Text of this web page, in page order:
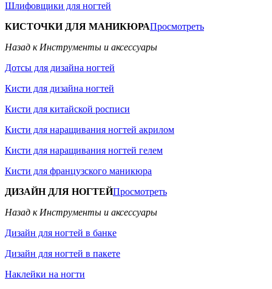
Шлифовщики для ногтей
КИСТОЧКИ ДЛЯ МАНИКЮРАПросмотреть
Назад к Инструменты и аксессуары
Дотсы для дизайна ногтей
Кисти для дизайна ногтей
Кисти для китайской росписи
Кисти для наращивания ногтей акрилом
Кисти для наращивания ногтей гелем
Кисти для французского маникюра
ДИЗАЙН ДЛЯ НОГТЕЙПросмотреть
Назад к Инструменты и аксессуары
Дизайн для ногтей в банке
Дизайн для ногтей в пакете
Наклейки на ногти